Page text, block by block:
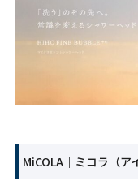
MiCOLA｜ミコラ（ア